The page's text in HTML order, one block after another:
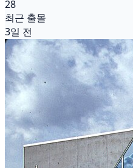
28
최근 출몰
3일 전